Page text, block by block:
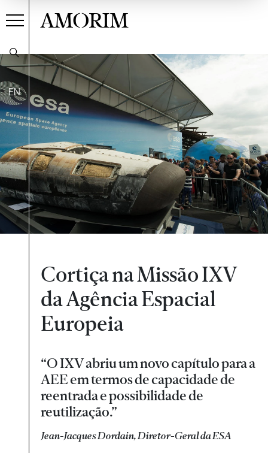
EN
AMORIM
Cortiça na Missão IXV
da Agência Espacial
Europeia
“O IXV abriu um novo capítulo para a
AEE em termos de capacidade de
reentrada e possibilidade de
reutilização.”
Jean-Jacques Dordain, Diretor-Geral da ESA